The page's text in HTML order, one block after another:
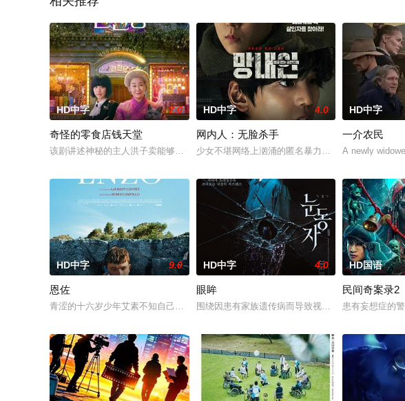
HD中字 7.0
奇怪的零食店钱天堂
该剧讲述神秘的主人洪子卖能够实现人们愿望的神秘零食，以及人们来到那里展开一段魔
HD中字 4.0
网内人：无脸杀手
少女不堪网络上汹涌的匿名暴力，选择结束年轻的
HD中字
一介农民
A newly
HD中字 9.0
恩佐
青涩的十六岁少年艾素不知自己想要什么，却清楚自己不要什么：父母享受的中产生活
HD中字 4.0
眼眸
围绕因患有家族遗传病而导致视力逐渐丧失的摄影
HD国语
民间奇案录2
患有妄想症的